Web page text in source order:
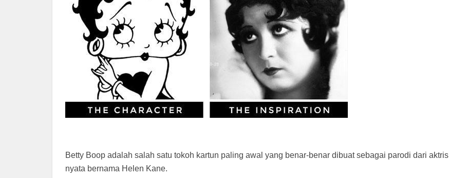
Betty Boop adalah salah satu tokoh kartun paling awal yang benar-benar dibuat sebagai parodi dari aktris
nyata bernama Helen Kane.